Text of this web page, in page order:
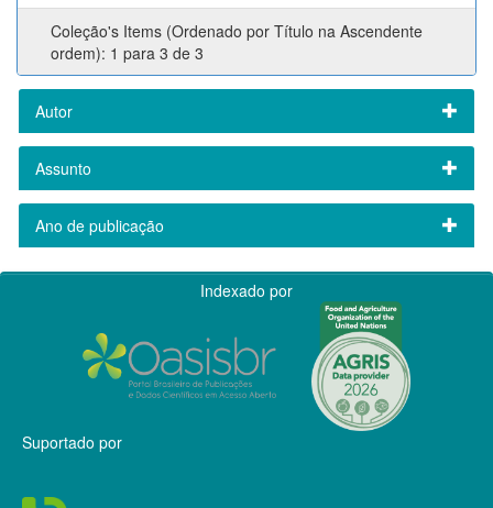
Coleção's Items (Ordenado por Título na Ascendente
ordem): 1 para 3 de 3
Autor
Assunto
Ano de publicação
Indexado por
Suportado por